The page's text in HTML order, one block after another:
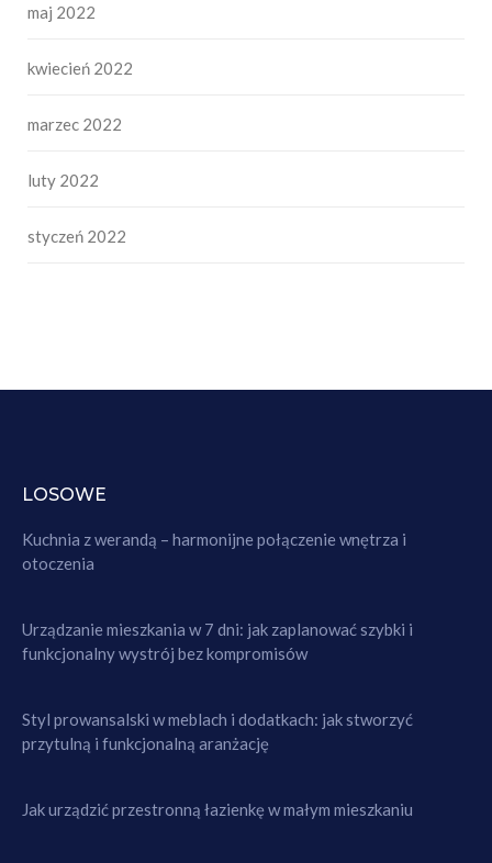
maj 2022
kwiecień 2022
marzec 2022
luty 2022
styczeń 2022
LOSOWE
Kuchnia z werandą – harmonijne połączenie wnętrza i
otoczenia
Urządzanie mieszkania w 7 dni: jak zaplanować szybki i
funkcjonalny wystrój bez kompromisów
Styl prowansalski w meblach i dodatkach: jak stworzyć
przytulną i funkcjonalną aranżację
Jak urządzić przestronną łazienkę w małym mieszkaniu